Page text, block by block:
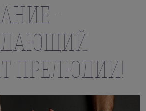
-
ПРЕЛЮДИИ!